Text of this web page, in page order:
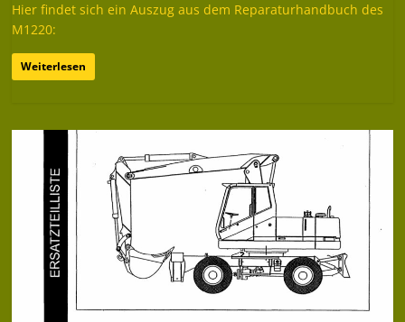
Hier findet sich ein Auszug aus dem Reparaturhandbuch des
M1220:
Weiterlesen